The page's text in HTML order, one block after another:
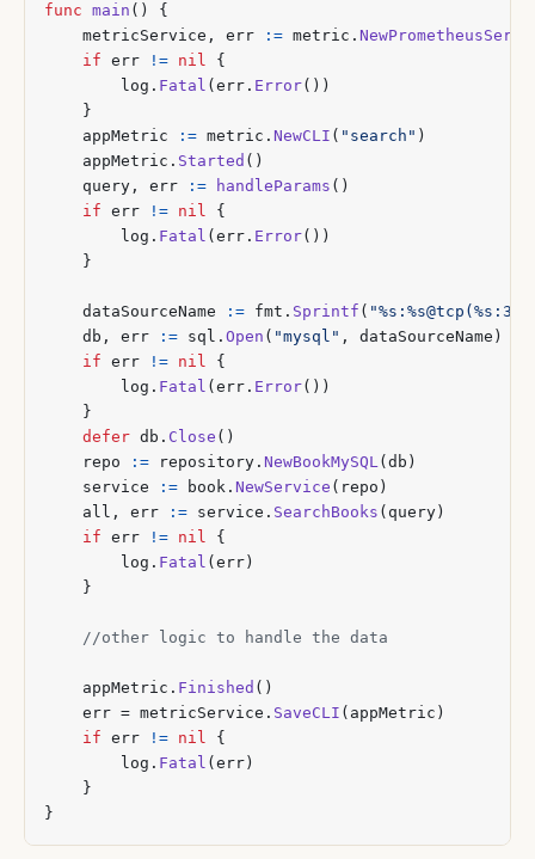
func main ()
{
metricService , err := metric .
if err != nil
{
log . Fatal ( err . Error())
}
appMetric
:= metric . NewCLI ( "search" )
appMetric . Started ()
query , err := handleParams ()
if err != nil
{
log . Fatal ( err . Error())
}
dataSourceName := fmt . Sprintf (
db , err := sql . Open ( "mysql" , dataSourceName )
if err != nil
{
log . Fatal ( err . Error())
}
defer db . Close ()
repo
:= repository . NewBookMySQL( db )
service
:= book . NewService ( repo )
all , err := service . SearchBooks ( query )
if err != nil
{
log . Fatal ( err )
}
appMetric . Finished ()
err = metricService . SaveCLI ( appMetric )
if err != nil
{
log . Fatal ( err )
}
}